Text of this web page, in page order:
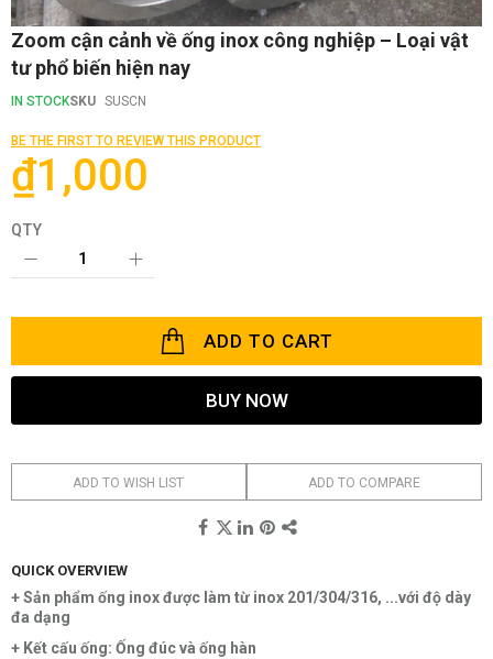
Skip
the
of
images
gallery
Zoom cận cảnh về ống inox công nghiệp – Loại vật
tư phổ biến hiện nay
IN STOCKSKU SUSCN
BE THE FIRST TO REVIEW THIS PRODUCT
₫1,000
QTY
ADD TO CART
BUY NOW
ADD TO WISH LIST ADD TO COMPARE
QUICK OVERVIEW
+ Sản phẩm ống inox được làm từ inox 201/304/316, ...với độ dày
đa dạng
+ Kết cấu ống: Ống đúc và ống hàn